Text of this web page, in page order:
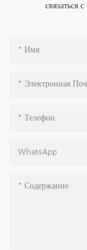
связаться
Имя
Электронная
Телефон
WhatsApp
Содержание